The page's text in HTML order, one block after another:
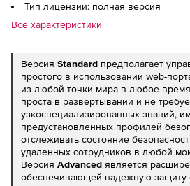
Тип лицензии: полная версия
Все характеристики
Версия Standard предполагает
простого в использовании web-
из любой точки мира в любое
проста в развертывании и не
узкоспециализированных знаний,
предустановленных профилей
отслеживать состояние
удаленных сотрудников в любой
Версия Advanced является
обеспечивающей надежную защиту